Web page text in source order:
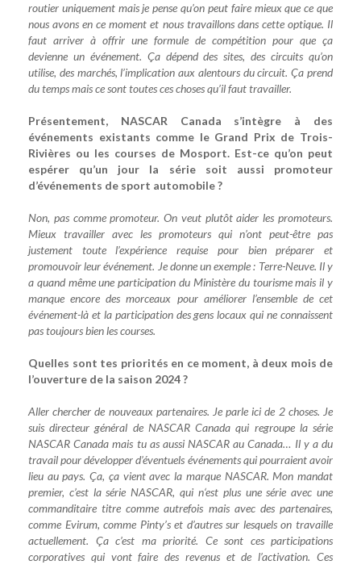
routier uniquement mais je pense qu’on peut faire mieux que ce que
nous avons en ce moment et nous travaillons dans cette optique. Il
faut arriver à offrir une formule de compétition pour que ça
devienne un événement. Ça dépend des sites, des circuits qu’on
utilise, des marchés, l’implication aux alentours du circuit. Ça prend
du temps mais ce sont toutes ces choses qu’il faut travailler.
Présentement, NASCAR Canada s’intègre à des
événements existants comme le Grand Prix de Trois-
Rivières ou les courses de Mosport. Est-ce qu’on peut
espérer qu’un jour la série soit aussi promoteur
d’événements de sport automobile ?
Non, pas comme promoteur. On veut plutôt aider les promoteurs.
Mieux travailler avec les promoteurs qui n’ont peut-être pas
justement toute l’expérience requise pour bien préparer et
promouvoir leur événement. Je donne un exemple : Terre-Neuve. Il y
a quand même une participation du Ministère du tourisme mais il y
manque encore des morceaux pour améliorer l’ensemble de cet
événement-là et la participation des gens locaux qui ne connaissent
pas toujours bien les courses.
Quelles sont tes priorités en ce moment, à deux mois de
l’ouverture de la saison 2024 ?
Aller chercher de nouveaux partenaires. Je parle ici de 2 choses. Je
suis directeur général de NASCAR Canada qui regroupe la série
NASCAR Canada mais tu as aussi NASCAR au Canada… Il y a du
travail pour développer d’éventuels événements qui pourraient avoir
lieu au pays. Ça, ça vient avec la marque NASCAR. Mon mandat
premier, c’est la série NASCAR, qui n‘est plus une série avec une
commanditaire titre comme autrefois mais avec des partenaires,
comme Evirum, comme Pinty’s et d’autres sur lesquels on travaille
actuellement. Ça c’est ma priorité. Ce sont ces participations
corporatives qui vont faire des revenus et de l’activation. Ces